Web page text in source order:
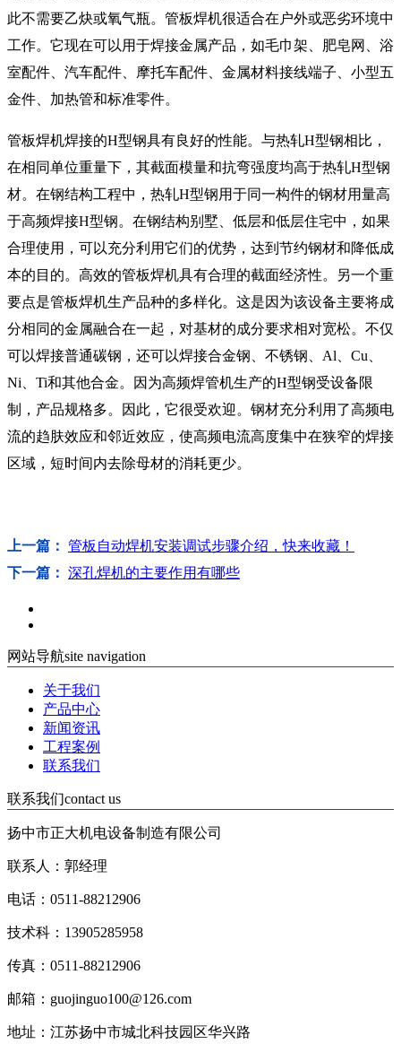
此不需要乙炔或氧气瓶。管板焊机很适合在户外或恶劣环境中
工作。它现在可以用于焊接金属产品，如毛巾架、肥皂网、浴
室配件、汽车配件、摩托车配件、金属材料接线端子、小型五
金件、加热管和标准零件。
管板焊机焊接的H型钢具有良好的性能。与热轧H型钢相比，
在相同单位重量下，其截面模量和抗弯强度均高于热轧H型钢
材。在钢结构工程中，热轧H型钢用于同一构件的钢材用量高
于高频焊接H型钢。在钢结构别墅、低层和低层住宅中，如果
合理使用，可以充分利用它们的优势，达到节约钢材和降低成
本的目的。高效的管板焊机具有合理的截面经济性。另一个重
要点是管板焊机生产品种的多样化。这是因为该设备主要将成
分相同的金属融合在一起，对基材的成分要求相对宽松。不仅
可以焊接普通碳钢，还可以焊接合金钢、不锈钢、Al、Cu、
Ni、Ti和其他合金。因为高频焊管机生产的H型钢受设备限
制，产品规格多。因此，它很受欢迎。钢材充分利用了高频电
流的趋肤效应和邻近效应，使高频电流高度集中在狭窄的焊接
区域，短时间内去除母材的消耗更少。
上一篇： 管板自动焊机安装调试步骤介绍，快来收藏！
下一篇： 深孔焊机的主要作用有哪些
网站导航site navigation
关于我们
产品中心
新闻资讯
工程案例
联系我们
联系我们contact us
扬中市正大机电设备制造有限公司
联系人：郭经理
电话：0511-88212906
技术科：13905285958
传真：0511-88212906
邮箱：guojinguo100@126.com
地址：江苏扬中市城北科技园区华兴路